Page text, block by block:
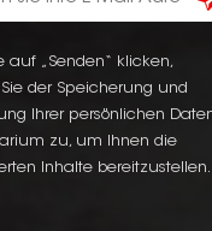
auf „Senden“ klicken,
der Speicherung und
Ihrer persönlichen
zu, um Ihnen die
Inhalte bereitzustellen.